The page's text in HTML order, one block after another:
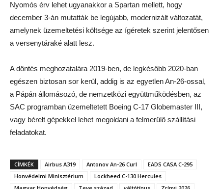
Nyomós érv lehet ugyanakkor a Spartan mellett, hogy
december 3-án mutatták be legújabb, modernizált változatát,
amelynek üzemeltetési költsége az ígéretek szerint jelentősen
a versenytáraké alatt lesz.
A döntés meghozatalára 2019-ben, de legkésőbb 2020-ban
egészen biztosan sor kerül, addig is az egyetlen An-26-ossal,
a Pápán állomásozó, de nemzetközi együttműködésben, az
SAC programban üzemeltetett Boeing C-17 Globemaster III,
vagy bérelt gépekkel lehet megoldani a felmerülő szállítási
feladatokat.
CÍMKÉK Airbus A319 Antonov An-26 Curl
EADS CASA C-295
Honvédelmi Minisztérium
Lockheed C-130 Hercules